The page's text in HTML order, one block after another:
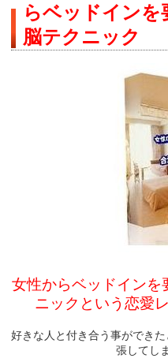
らベッドインを
脳テクニック
女性からベッドインを
ニックという恋愛
好きな人と付き合う事ができ
張してし